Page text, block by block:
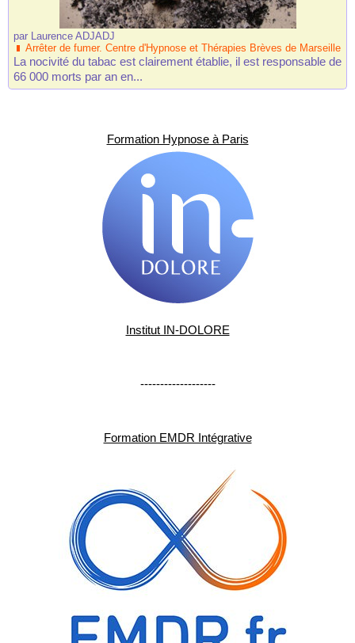
par Laurence ADJADJ
Arrêter de fumer. Centre d'Hypnose et Thérapies Brèves de Marseille
La nocivité du tabac est clairement établie, il est responsable de
66 000 morts par an en...
Formation Hypnose à Paris
Institut IN-DOLORE
-------------------
Formation EMDR Intégrative